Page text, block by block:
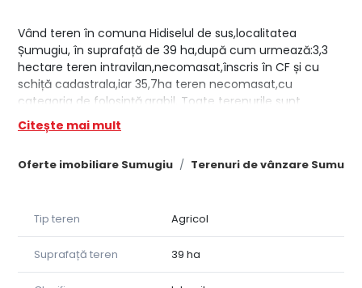
Oferte imobiliare Sumugiu Terenuri de vânzare Sumugiu
Vând teren în comuna Hidiselul de sus,localitatea
Șumugiu, în suprafață de 39 ha,după cum urmează:3,3
hectare teren intravilan,necomasat,înscris în CF și cu
schiță cadastrala,iar 35,7ha teren necomasat,cu
categoria de folosință,arabil. Toate terenurile sunt
înscrise în cartea funciară și cadastrate.Pretul este de
8000€/ha.
Citește mai mult
Tip teren Agricol
Suprafață teren 39 ha